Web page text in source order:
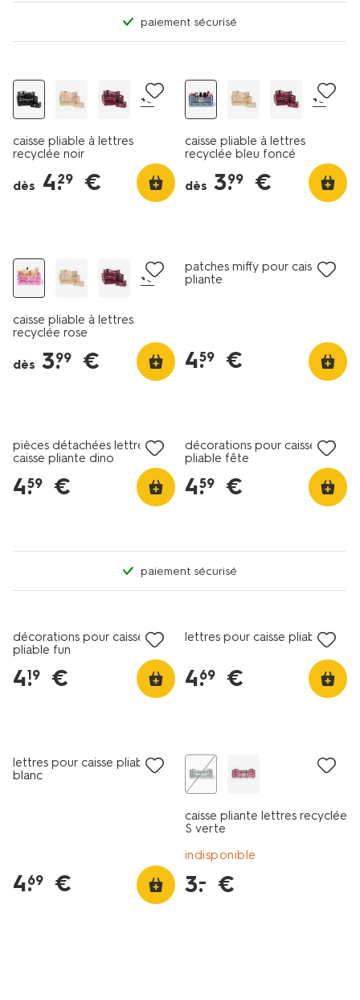
paiement sécurisé
+5
caisse pliable à lettres
recyclée noir
dès 4.
29 €
+5
caisse pliable à lettres
recyclée bleu foncé
dès 3.
99 €
+5
caisse pliable à lettres
recyclée rose
dès 3.
99 €
patches miffy pour caisse
pliante
4.
59 €
pièces détachées lettre
caisse pliante dino
4.
59 €
décorations pour caisse
pliable fête
4.
59 €
paiement sécurisé
décorations pour caisse
pliable fun
4.
19 €
lettres pour caisse pliable
4.
69 €
lettres pour caisse pliable
blanc
4.
69 €
caisse pliante lettres recyclée
S verte
indisponible
3.
– €